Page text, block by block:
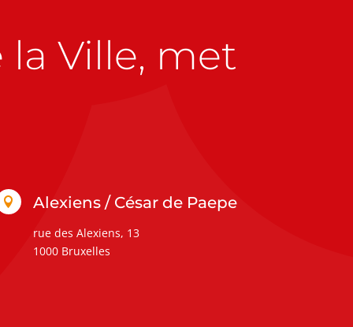
Ville, met
 Alexiens / César de Paepe
rue des Alexiens, 13
1000 Bruxelles